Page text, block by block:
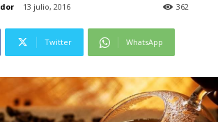
13 julio, 2016 362
Twitter WhatsApp